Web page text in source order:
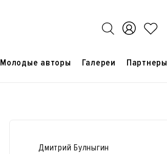
Молодые авторы Галереи Партнеры
Дмитрий Булныгин